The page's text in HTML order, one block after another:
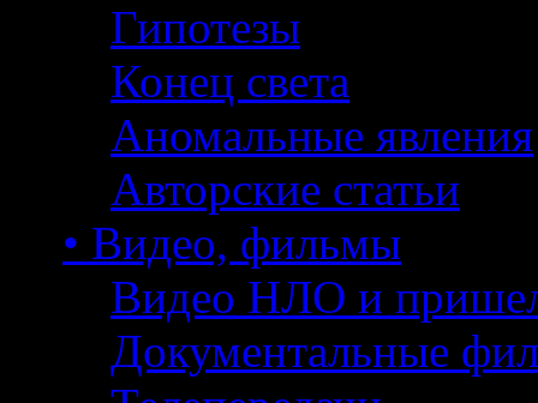
Гипотезы
Конец света
Аномальные явления
Авторские статьи
• Видео, фильмы
Видео НЛО и
Документальные